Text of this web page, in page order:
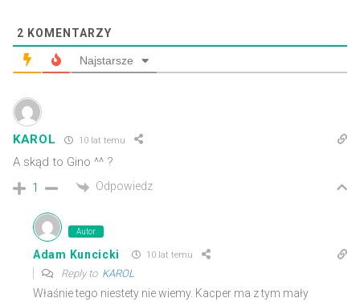
2 KOMENTARZY
Najstarsze
KAROL 10 lat temu
A skąd to Gino ^^ ?
1 Odpowiedz
Autor
Adam Kuncicki 10 lat temu
Reply to KAROL
Właśnie tego niestety nie wiemy. Kacper ma z tym mały